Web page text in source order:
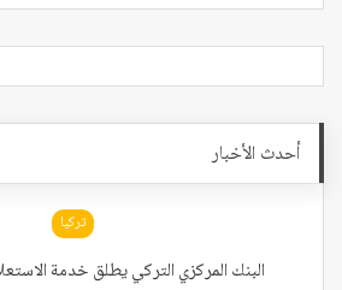
أحدث الأخبار
تركيا
البنك المركزي التركي يطلق خدمة